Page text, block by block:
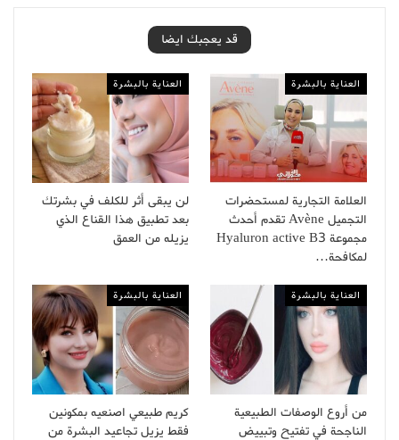
قد يعجبك ايضا
العناية بالبشرة
العلامة التجارية لمستحضرات
التجميل Avène تقدم أحدث
مجموعة Hyaluron active B3
لمكافحة…
العناية بالبشرة
لن يبقى أثر للكلف في بشرتك
بعد تطبيق هذا القناع الذي
يزيله من العمق
العناية بالبشرة
من أروع الوصفات الطبيعية
الناجحة في تفتيح وتبييض
العناية بالبشرة
كريم طبيعي اصنعيه بمكونين
فقط يزيل تجاعيد البشرة من